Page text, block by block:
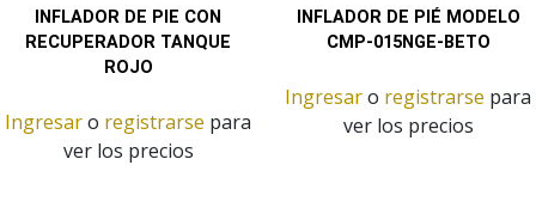
INFLADOR DE PIE CON
RECUPERADOR TANQUE
ROJO
Ingresaro registrarse para
ver los precios
INFLADOR DE PIÉ MODELO
CMP-015NGE-BETO
Ingresaro registrarse para
ver los precios